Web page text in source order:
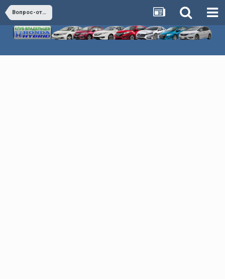
Вопрос-ответ (коллективный разум)